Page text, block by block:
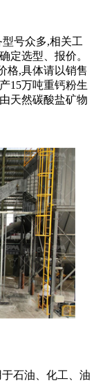
号众多,相关工
定选型、报价。
格,具体请以销售
15万吨重钙粉生
天然碳酸盐矿物
石油、化工、油